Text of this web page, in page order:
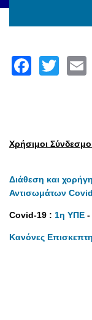
Χρήσιμοι
Διάθεση και
Αντισωμάτων
Covid-19 : 1η ΥΠΕ -
Κανόνες